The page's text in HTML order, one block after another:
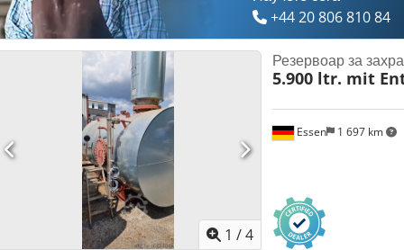
+44 20 806 810 84
1 /4
Essen 1 697 km
Резервоар за
5.900 ltr. mit